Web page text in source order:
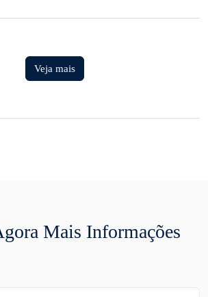
Veja mais
Mais Informações